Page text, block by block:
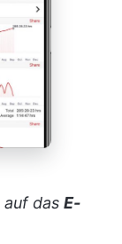
auf das E-